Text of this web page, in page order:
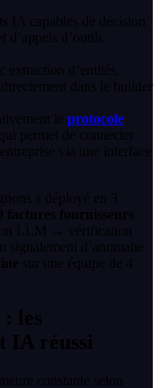
IA capables de décision
d’appels d’outils
extraction d’entités,
dans le builder
le protocole
qui permet de connecter
via une interface
a déployé en 3
factures fournisseurs
LLM → vérification
d’anomalie
sur une équipe de 4
: les
IA réussi
constante selon